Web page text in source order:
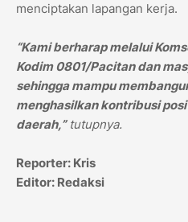
menciptakan lapangan kerja.
“Kami berharap melalui
Kodim 0801/Pacitan dan
sehingga mampu
menghasilkan kontribusi
daerah,” tutupnya.
Reporter: Kris
Editor: Redaksi